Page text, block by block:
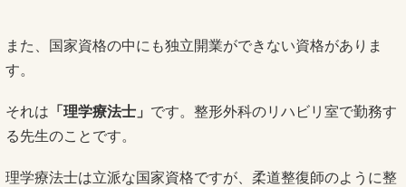
また、国家資格の中にも独立開業ができない資格がありま
す。
それは 「理学療法士」 です。整形外科のリハビリ室で勤務す
る先生のことです。
理学療法士は立派な国家資格ですが、柔道整復師のように整